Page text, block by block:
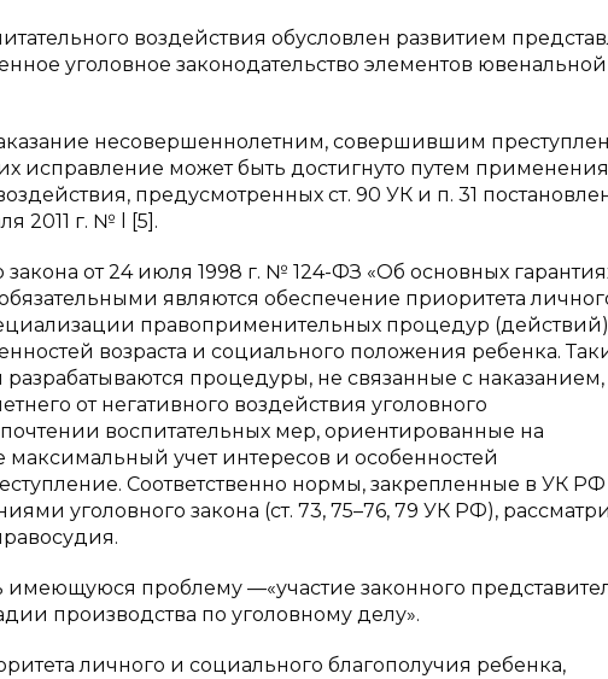
воздействия обусловлен развитием
уголовное законодательство элементов ювенальной
несовершеннолетним, совершившим
исправление может быть достигнуто путем применения
предусмотренных ст. 90 УК и п. 31
2011 г. № l [5].
закона от 24 июля 1998 г. № 124-ФЗ «Об основных
являются обеспечение приоритета
правоприменительных процедур (действий)
возраста и социального положения ребенка.
процедуры, не связанные с наказанием,
от негативного воздействия уголовного
воспитательных мер, ориентированные на
учет интересов и особенностей
Соответственно нормы, закрепленные в УК РФ
уголовного закона (ст. 73, 75–76, 79 УК РФ),
имеющуюся проблему —«участие законного
производства по уголовному делу».
личного и социального благополучия ребенка,